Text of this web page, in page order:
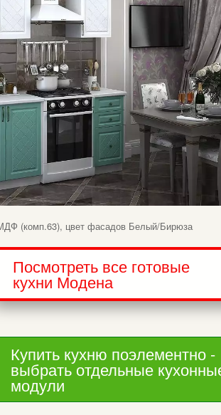
(комп.63), цвет фасадов Белый/Бирюза
Посмотреть все готовые
кухни Модена
Купить кухню поэлементно -
выбрать отдельные
модули